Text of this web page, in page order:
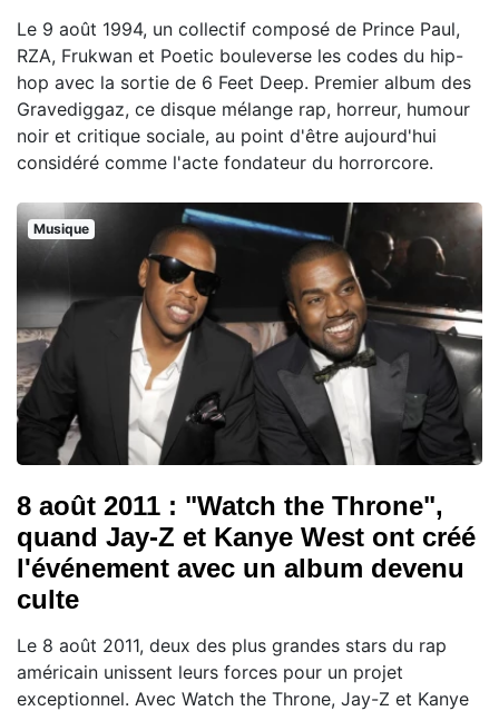
Le 9 août 1994, un collectif composé de Prince Paul,
RZA, Frukwan et Poetic bouleverse les codes du hip-
hop avec la sortie de 6 Feet Deep. Premier album des
Gravediggaz, ce disque mélange rap, horreur, humour
noir et critique sociale, au point d'être aujourd'hui
considéré comme l'acte fondateur du horrorcore.
Musique
8 août 2011 : "Watch the Throne",
quand Jay-Z et Kanye West ont créé
l'événement avec un album devenu
culte
Le 8 août 2011, deux des plus grandes stars du rap
américain unissent leurs forces pour un projet
exceptionnel. Avec Watch the Throne, Jay-Z et Kanye